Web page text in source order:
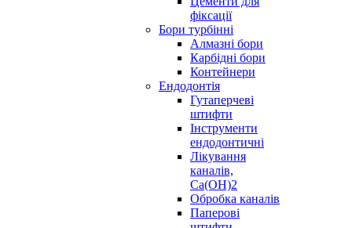
фіксації
Бори турбінні
Алмазні бори
Карбідні бори
Контейнери
Ендодонтія
Гутаперчеві
штифти
Інструменти
ендодонтичні
Лікування
каналів,
Ca(OH)2
Обробка каналів
Паперові